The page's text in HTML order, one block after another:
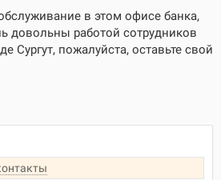
в этом офисе банка,
довольны работой сотрудников
Сургут, пожалуйста, оставьте свой